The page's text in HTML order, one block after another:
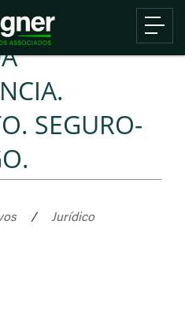
SEGURO-
/
Jurídico